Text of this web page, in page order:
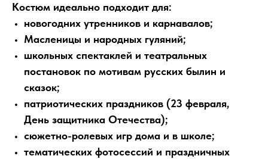
Костюм идеально подходит для:
новогодних утренников и карнавалов;
Масленицы и народных гуляний;
школьных спектаклей и театральных
постановок по мотивам русских былин и
сказок;
патриотических праздников (23 февраля,
День защитника Отечества);
сюжетно-ролевых игр дома и в школе;
тематических фотосессий и праздничных